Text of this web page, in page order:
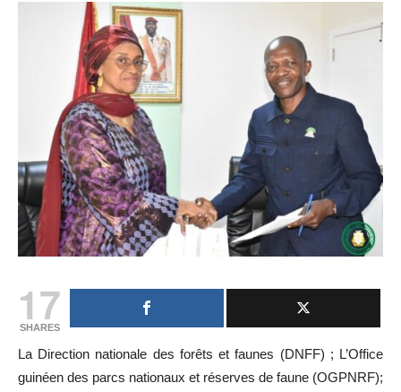
17
SHARES
La Direction nationale des forêts et faunes (DNFF) ; L’Office
guinéen des parcs nationaux et réserves de faune (OGPNRF);